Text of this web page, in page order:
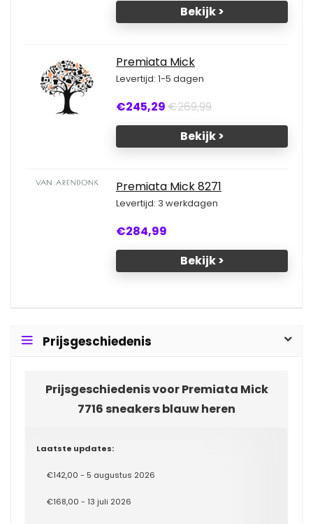
Bekijk >
Premiata Mick
Levertijd: 1-5 dagen
€245,29€269,99
Bekijk >
Premiata Mick 8271
Levertijd: 3 werkdagen
€284,99
Bekijk >
Prijsgeschiedenis
Prijsgeschiedenis voor Premiata Mick
7716 sneakers blauw heren
Laatste updates:
€142,00 - 5 augustus 2026
€168,00 - 13 juli 2026